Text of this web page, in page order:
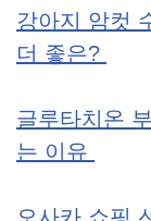
강아지 암컷
더 좋은?
글루타치온
는 이유